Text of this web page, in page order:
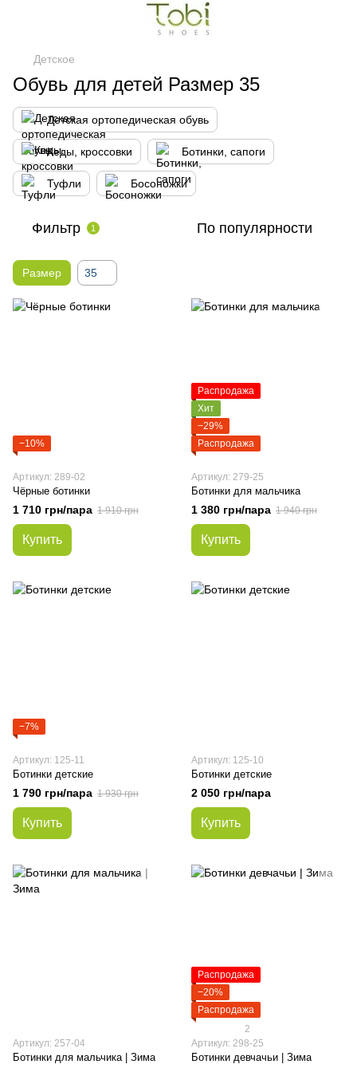
Детское
Обувь для детей Размер 35
Детская ортопедическая обувь
Кеды, кроссовки Ботинки, сапоги
Туфли Босоножки
Фильтр 1 По популярности
Размер 35
−10%
Артикул: 289-02
Чёрные ботинки
1 710 грн/пара 1 910 грн
Купить
Распродажа
Хит
−29%
Распродажа
Артикул: 279-25
Ботинки для мальчика
1 380 грн/пара 1 940 грн
Купить
−7%
Артикул: 125-11
Ботинки детские
1 790 грн/пара 1 930 грн
Купить
Артикул: 125-10
Ботинки детские
2 050 грн/пара
Купить
Артикул: 257-04
Ботинки для мальчика | Зима
Распродажа
−20%
Распродажа
2
Артикул: 298-25
Ботинки девчачьи | Зима